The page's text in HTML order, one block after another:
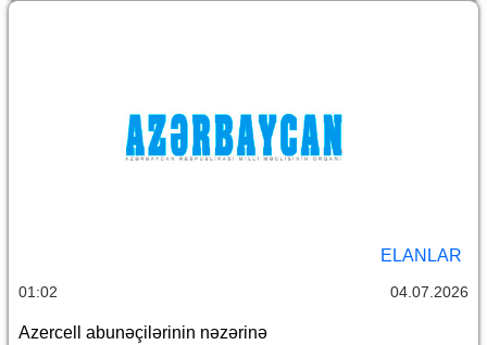
ELANLAR
01:02 04.07.2026
Azercell abunəçilərinin nəzərinə